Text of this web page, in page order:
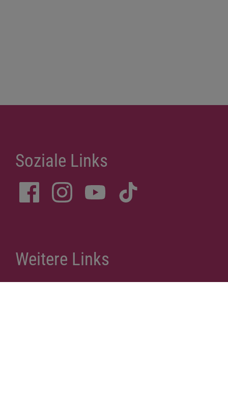
Weitere Links
Datenschutzerklärung
Spenden